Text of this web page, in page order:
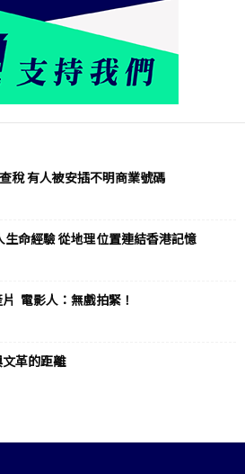
稅 有人被安插不明商業號碼
生命經驗 從地理位置連結香港記憶
電影人：無戲拍緊！
文革的距離